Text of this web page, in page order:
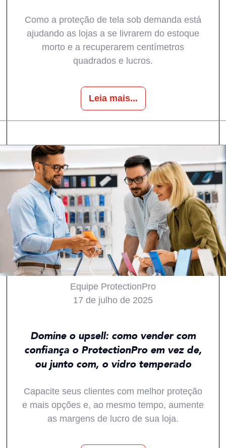
Como a proteção de tela sob demanda está
ajudando as lojas a se livrarem do estoque
morto e a recuperarem centímetros
quadrados e lucros.
Leia mais...
Equipe ProtectionPro
17 de julho de 2025
Domine o upsell: como vender com
confiança o ProtectionPro em vez de,
ou junto com, o vidro temperado
Capacite seus clientes com melhor proteção
e mais opções e, ao mesmo tempo, aumente
as margens de lucro de sua loja.